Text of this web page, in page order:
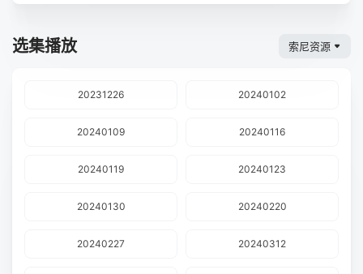
选集播放 索尼资源
20231226 20240102
20240109 20240116
20240119 20240123
20240130 20240220
20240227 20240312